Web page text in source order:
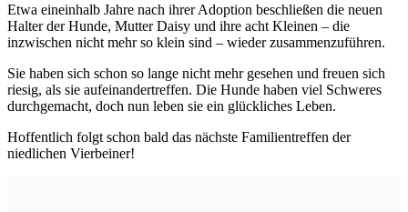
Etwa eineinhalb Jahre nach ihrer Adoption beschließen die neuen
Halter der Hunde, Mutter Daisy und ihre acht Kleinen – die
inzwischen nicht mehr so klein sind – wieder zusammenzuführen.
Sie haben sich schon so lange nicht mehr gesehen und freuen sich
riesig, als sie aufeinandertreffen. Die Hunde haben viel Schweres
durchgemacht, doch nun leben sie ein glückliches Leben.
Hoffentlich folgt schon bald das nächste Familientreffen der
niedlichen Vierbeiner!